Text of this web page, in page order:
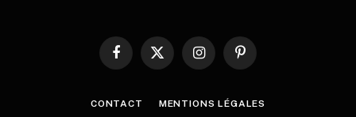
Facebook
X
InstagramPinterest
CONTACT MENTIONS LÉGALES